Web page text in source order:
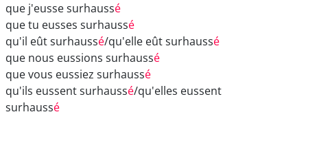
que j'eusse surhaussé
que tu eusses surhaussé
qu'il eût surhaussé/qu'elle eût surhaussé
que nous eussions surhaussé
que vous eussiez surhaussé
qu'ils eussent surhaussé/qu'elles eussent
surhaussé